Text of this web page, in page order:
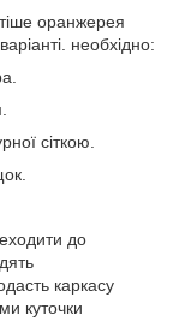
оранжерея
необхідно:
сіткою.
до
каркасу
куточки